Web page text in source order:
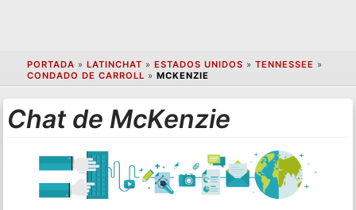
PORTADA » LATINCHAT » ESTADOS UNIDOS » TENNESSEE »
CONDADO DE CARROLL » MCKENZIE
Chat de McKenzie